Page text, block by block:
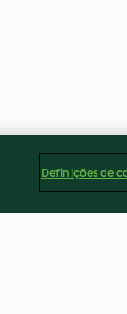
Definições de